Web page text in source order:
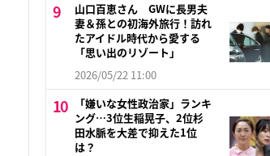
山口百恵さん GWに長男夫
妻＆孫との初海外旅行！訪れ
たアイドル時代から愛する
「思い出のリゾート」
2026/05/22 11:00
「嫌いな女性政治家」ランキ
ング…3位生稲晃子、2位杉
田水脈を大差で抑えた1位
は？